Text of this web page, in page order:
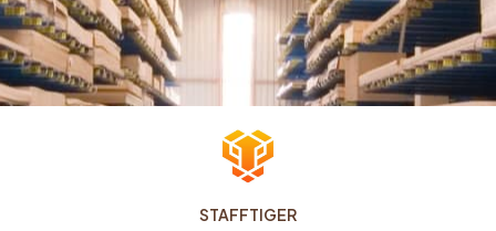
STAFFTIGER